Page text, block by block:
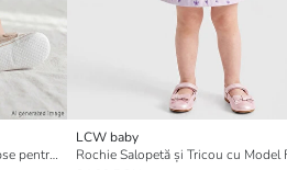
Salopete cu bretele și body cu capse pentru băieței
LCW baby